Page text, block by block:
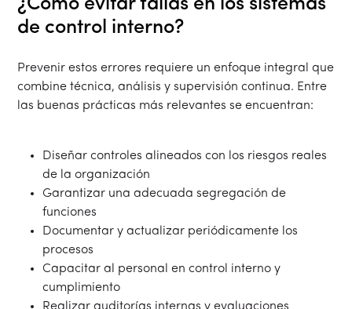
¿Cómo evitar fallas en los sistemas
de control interno?
Prevenir estos errores requiere un enfoque integral que
combine técnica, análisis y supervisión continua. Entre
las buenas prácticas más relevantes se encuentran:
Diseñar controles alineados con los riesgos reales
de la organización
Garantizar una adecuada segregación de
funciones
Documentar y actualizar periódicamente los
procesos
Capacitar al personal en control interno y
cumplimiento